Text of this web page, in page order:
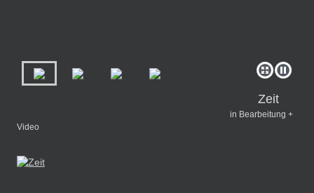
Zeit
in Bearbeitung +
Video